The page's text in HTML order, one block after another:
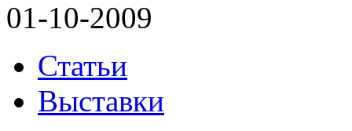
01-10-2009
Статьи
Выставки